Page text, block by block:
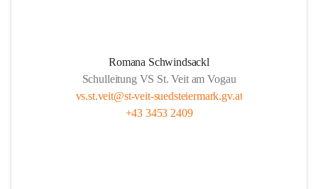
Romana Schwindsackl
Schulleitung VS St. Veit am Vogau
vs.st.veit@st-veit-suedsteiermark.gv.at
+43 3453 2409